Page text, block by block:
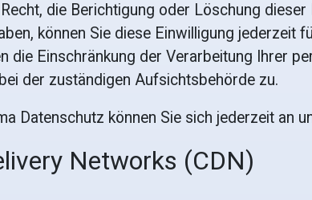
die Berichtigung oder Löschung dieser
können Sie diese Einwilligung jederzeit
die Einschränkung der Verarbeitung Ihrer
der zuständigen Aufsichtsbehörde zu.
Datenschutz können Sie sich jederzeit an
Networks (CDN)